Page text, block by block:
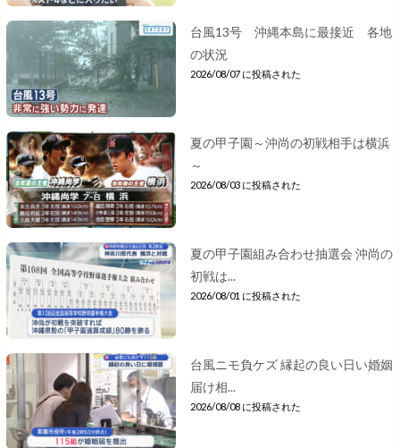
台風13号 沖縄本島に最接近 各地
の状況
2026/08/07 に投稿された
夏の甲子園～沖尚の初戦相手は横浜
～
2026/08/03 に投稿された
夏の甲子園組み合わせ抽選会 沖尚の
初戦は...
2026/08/01 に投稿された
台風ニモ負ケズ 縁起の良い日い婚姻
届け相...
2026/08/08 に投稿された